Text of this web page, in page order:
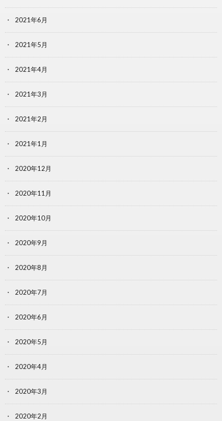
2021年6月
2021年5月
2021年4月
2021年3月
2021年2月
2021年1月
2020年12月
2020年11月
2020年10月
2020年9月
2020年8月
2020年7月
2020年6月
2020年5月
2020年4月
2020年3月
2020年2月